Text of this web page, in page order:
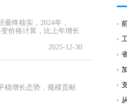
终核实，2024年，
价格计算，比上年增长
2025-12-30
稳增长态势，规模贡献